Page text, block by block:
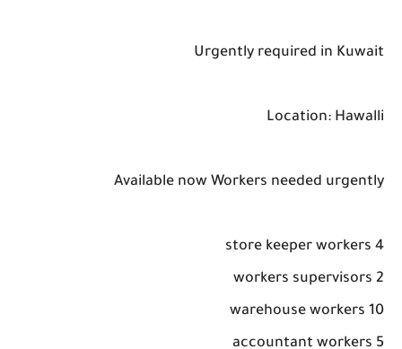
Urgently required in Kuwait
Location: Hawalli
Available now Workers needed urgently
4 store keeper workers
2 workers supervisors
10 warehouse workers
5 accountant workers